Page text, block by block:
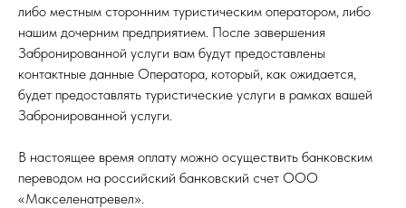
либо местным сторонним туристическим оператором, либо
нашим дочерним предприятием. После завершения
Забронированной услуги вам будут предоставлены
контактные данные Оператора, который, как ожидается,
будет предоставлять туристические услуги в рамках вашей
Забронированной услуги.
В настоящее время оплату можно осуществить банковским
переводом на российский банковский счет ООО
«Макселенатревел».